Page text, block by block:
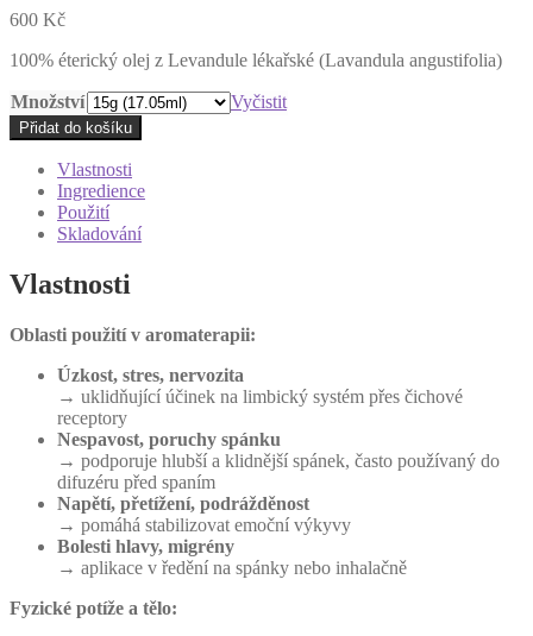
600 Kč
100% éterický olej z Levandule lékařské (Lavandula angustifolia)
Množství
Vyčistit
Éterický
olej
Levandule
lékařská
množství
Přidat do košíku
Vlastnosti
Ingredience
Použití
Skladování
Vlastnosti
Oblasti použití v aromaterapii:
Úzkost, stres, nervozita
→ uklidňující účinek na limbický systém přes čichové
receptory
Nespavost, poruchy spánku
→ podporuje hlubší a klidnější spánek, často používaný do
difuzéru před spaním
Napětí, přetížení, podrážděnost
→ pomáhá stabilizovat emoční výkyvy
Bolesti hlavy, migrény
→ aplikace v ředění na spánky nebo inhalačně
Fyzické potíže a tělo: